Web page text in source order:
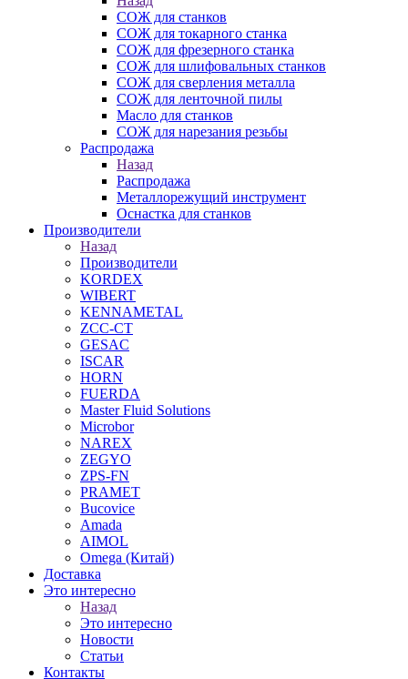
СОЖ для станков
СОЖ для токарного станка
СОЖ для фрезерного станка
СОЖ для шлифовальных станков
СОЖ для сверления металла
СОЖ для ленточной пилы
Масло для станков
СОЖ для нарезания резьбы
Распродажа
Назад
Распродажа
Металлорежущий инструмент
Оснастка для станков
Производители
Назад
Производители
KORDEX
WIBERT
KENNAMETAL
ZCC-CT
GESAC
ISCAR
HORN
FUERDA
Master Fluid Solutions
Microbor
NAREX
ZEGYO
ZPS-FN
PRAMET
Bucovice
Amada
AIMOL
Omega (Китай)
Доставка
Это интересно
Назад
Это интересно
Новости
Статьи
Контакты